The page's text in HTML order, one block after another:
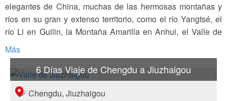
elegantes de China, muchas de las hermosas montañas y
ríos en su gran y extenso territorio, como el río Yangtsé, el
río Li en Guilin, la Montaña Amarilla en Anhui, el Valle de
Jiuzhaigou en Sichuan y el Parque Nacional del Bosque de
Zhangjiajie en Hunan, entre ellos son muy diferentes a otros
tours de China. China Escénica Tours podrían incluir
algunas de las atracciones con belleza única en el área
remota, que implica el senderismo que requiere que los
Más
6 Días Viaje de Chengdu a Jiuzhaigou
Chengdu, Jiuzhaigou